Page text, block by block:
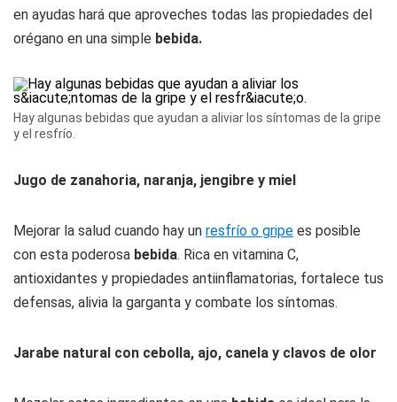
en ayudas hará que aproveches todas las propiedades del
orégano en una simple bebida.
Hay algunas bebidas que ayudan a aliviar los síntomas de la gripe
y el resfrío.
Jugo de zanahoria, naranja, jengibre y miel
Mejorar la salud cuando hay un resfrío o gripe es posible
con esta poderosa bebida. Rica en vitamina C,
antioxidantes y propiedades antiinflamatorias, fortalece tus
defensas, alivia la garganta y combate los síntomas.
Jarabe natural con cebolla, ajo, canela y clavos de olor